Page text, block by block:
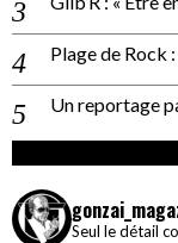
Plage de Rock
Un reportage
Seul le détail